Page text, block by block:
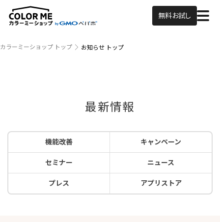
無料お試し
カラーミーショップ トップ お知らせ トップ
最新情報
機能改善 キャンペーン
セミナー ニュース
プレス アプリストア